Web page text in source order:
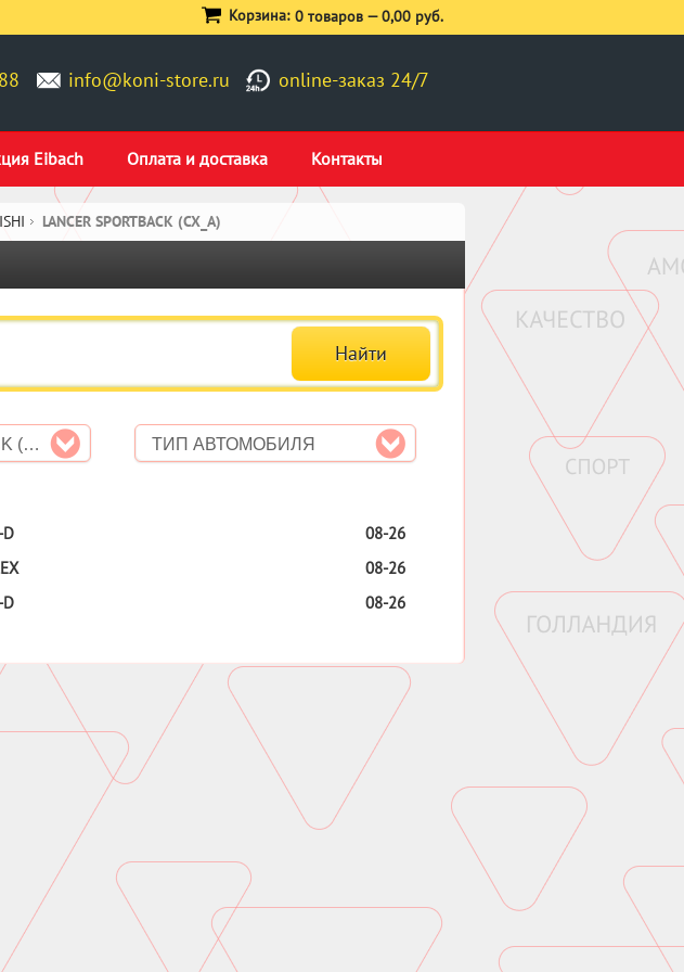
info@koni-store.ru online-заказ 24/7
Eibach Оплата и доставка Контакты
Корзина: 0 товаров —0,00 руб.
LANCER SPORTBACK (CX_A)
LANCER SPORTBACK (CX_A) ТИП АВТОМОБИЛЯ
08-26
D
08-26
08-26
D